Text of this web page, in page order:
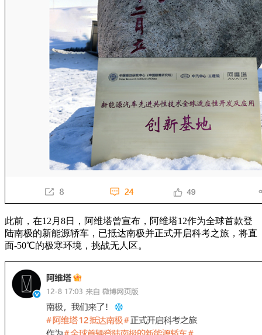
此前，在12月8日，阿维塔曾宣布，阿维塔12作为全球首款登
陆南极的新能源轿车，已抵达南极并正式开启科考之旅，将直
面-50℃的极寒环境，挑战无人区。